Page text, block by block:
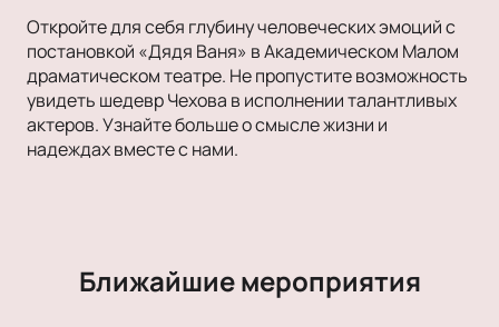
Откройте для себя глубину человеческих эмоций с
постановкой «Дядя Ваня» в Академическом Малом
драматическом театре. Не пропустите возможность
увидеть шедевр Чехова в исполнении талантливых
актеров. Узнайте больше о смысле жизни и
надеждах вместе с нами.
Ближайшие мероприятия